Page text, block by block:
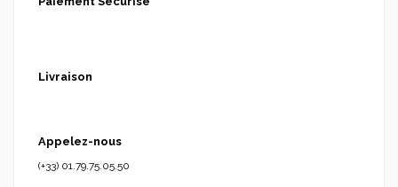
Livraison
Appelez-nous
(+33) 01.79.75.05.50